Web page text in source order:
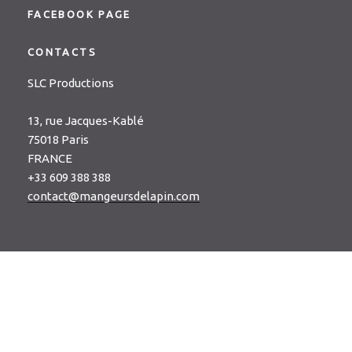
FACEBOOK PAGE
CONTACTS
SLC Productions
13, rue Jacques-Kablé
75018 Paris
FRANCE
+33 609 388 388
contact@mangeursdelapin.com